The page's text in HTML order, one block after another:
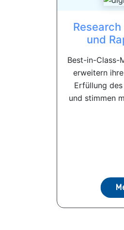
und
Best-in-Class-
erweitern
Erfüllung
und stimmen